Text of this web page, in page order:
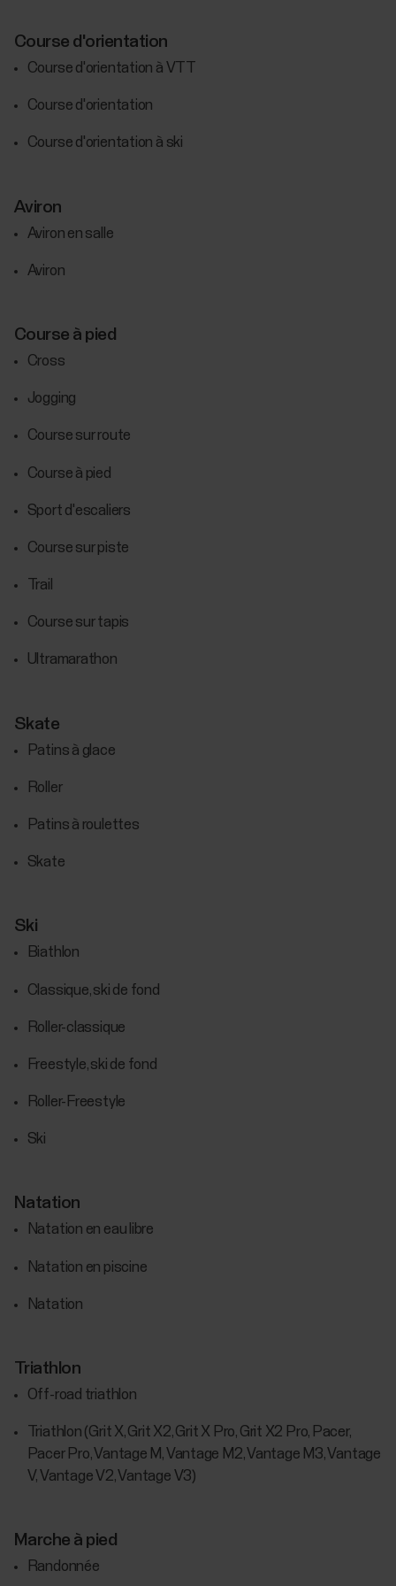
Course d'orientation
Course d'orientation à VTT
Course d'orientation
Course d'orientation à ski
Aviron
Aviron en salle
Aviron
Course à pied
Cross
Jogging
Course sur route
Course à pied
Sport d'escaliers
Course sur piste
Trail
Course sur tapis
Ultramarathon
Skate
Patins à glace
Roller
Patins à roulettes
Skate
Ski
Biathlon
Classique, ski de fond
Roller-classique
Freestyle, ski de fond
Roller-Freestyle
Ski
Natation
Natation en eau libre
Natation en piscine
Natation
Triathlon
Off-road triathlon
Triathlon (Grit X, Grit X2, Grit X Pro, Grit X2 Pro, Pacer,
Pacer Pro, Vantage M, Vantage M2, Vantage M3, Vantage
V, Vantage V2, Vantage V3)
Marche à pied
Randonnée